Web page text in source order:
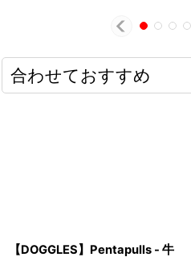
合わせておすすめ
【DOGGLES】Pentapulls - 牛